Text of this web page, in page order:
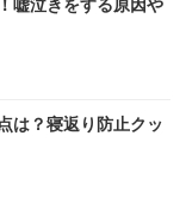
嘘泣きをする原因や
は？寝返り防止クッ